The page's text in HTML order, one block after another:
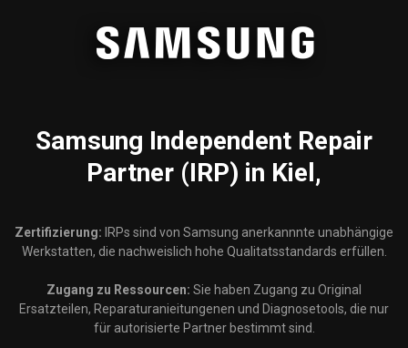
Samsung Independent Repair
Partner (IRP) in Kiel,
Zertifizierung: IRPs sind von Samsung anerkannnte unabhängige
Werkstatten, die nachweislich hohe Qualitatsstandards erfüllen.
Zugang zu Ressourcen: Sie haben Zugang zu Original
Ersatzteilen, Reparaturanieitungenen und Diagnosetools, die nur
für autorisierte Partner bestimmt sind.